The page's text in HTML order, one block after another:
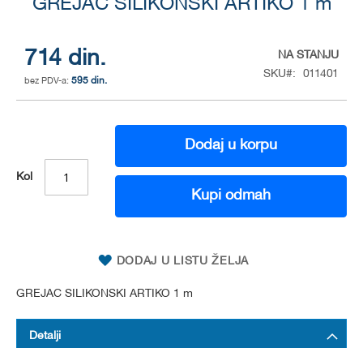
GREJAC SILIKONSKI ARTIKO 1 m
714 din.
595 din.
NA STANJU
SKU
011401
Kol
Dodaj u korpu
Kupi odmah
DODAJ U LISTU ŽELJA
GREJAC SILIKONSKI ARTIKO 1 m
of
the
images
gallery
Detalji